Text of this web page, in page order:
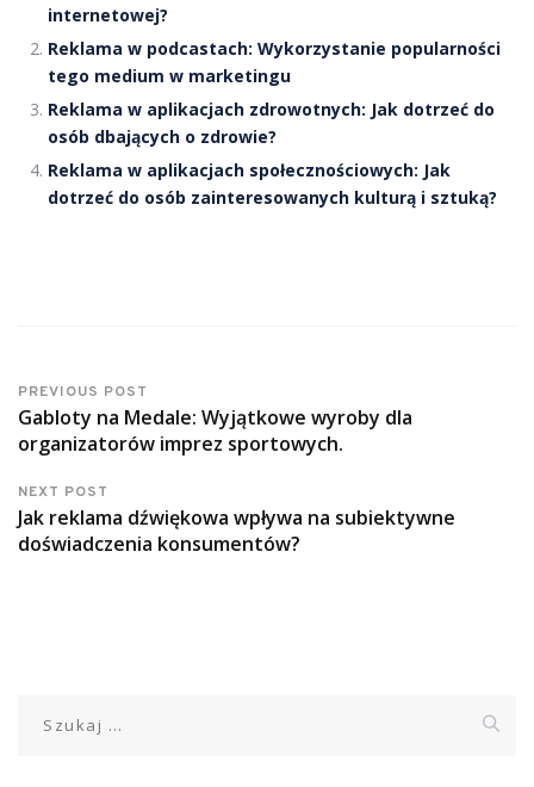
internetowej?
Reklama w podcastach: Wykorzystanie popularności
tego medium w marketingu
Reklama w aplikacjach zdrowotnych: Jak dotrzeć do
osób dbających o zdrowie?
Reklama w aplikacjach społecznościowych: Jak
dotrzeć do osób zainteresowanych kulturą i sztuką?
PREVIOUS POST
Gabloty na Medale: Wyjątkowe wyroby dla
organizatorów imprez sportowych.
NEXT POST
Jak reklama dźwiękowa wpływa na subiektywne
doświadczenia konsumentów?